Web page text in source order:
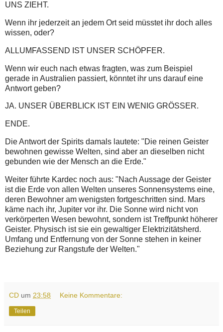
UNS ZIEHT.
Wenn ihr jederzeit an jedem Ort seid müsstet ihr doch alles
wissen, oder?
ALLUMFASSEND IST UNSER SCHÖPFER.
Wenn wir euch nach etwas fragten, was zum Beispiel
gerade in Australien passiert, könntet ihr uns darauf eine
Antwort geben?
JA. UNSER ÜBERBLICK IST EIN WENIG GRÖSSER.
ENDE.
Die Antwort der Spirits damals lautete: "Die reinen Geister
bewohnen gewisse Welten, sind aber an dieselben nicht
gebunden wie der Mensch an die Erde."
Weiter führte Kardec noch aus: "Nach Aussage der Geister
ist die Erde von allen Welten unseres Sonnensystems eine,
deren Bewohner am wenigsten fortgeschritten sind. Mars
käme nach ihr, Jupiter vor ihr. Die Sonne wird nicht von
verkörperten Wesen bewohnt, sondern ist Treffpunkt höherer
Geister. Physisch ist sie ein gewaltiger Elektrizitätsherd.
Umfang und Entfernung von der Sonne stehen in keiner
Beziehung zur Rangstufe der Welten."
CD um 23:58 Keine Kommentare:
Teilen